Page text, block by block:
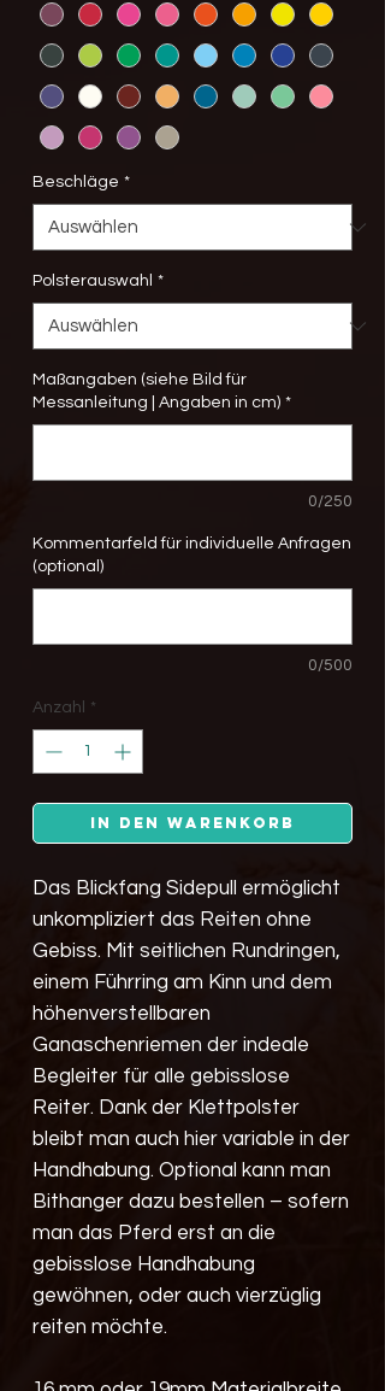
Beschläge *
Polsterauswahl *
Maßangaben (siehe Bild für
Messanleitung | Angaben in cm) *
0/250
Kommentarfeld für individuelle Anfragen
(optional)
0/500
Anzahl *
In den Warenkorb
Das Blickfang Sidepull ermöglicht
unkompliziert das Reiten ohne
Gebiss. Mit seitlichen Rundringen,
einem Führring am Kinn und dem
höhenverstellbaren
Ganaschenriemen der indeale
Begleiter für alle gebisslose
Reiter. Dank der Klettpolster
bleibt man auch hier variable in der
Handhabung. Optional kann man
Bithanger dazu bestellen – sofern
man das Pferd erst an die
gebisslose Handhabung
gewöhnen, oder auch vierzüglig
reiten möchte.